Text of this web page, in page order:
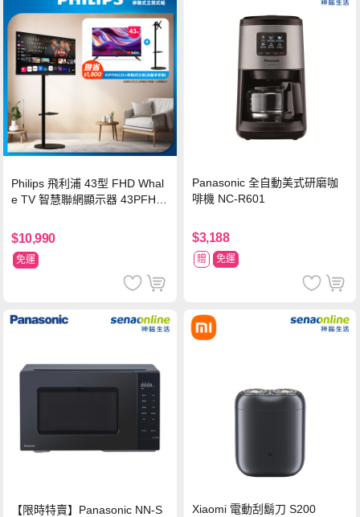
Philips 飛利浦 43型 FHD Whal
e TV 智慧聯網顯示器 43PFH6
$10,990
免運
Panasonic 全自動美式研磨咖
啡機 NC-R601
$3,188
贈 免運
【限時特賣】Panasonic NN-S
Xiaomi 電動刮鬍刀 S200